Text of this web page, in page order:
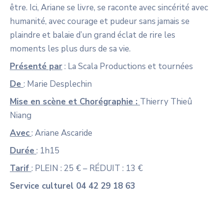
être. Ici, Ariane se livre, se raconte avec sincérité avec
humanité, avec courage et pudeur sans jamais se
plaindre et balaie d’un grand éclat de rire les
moments les plus durs de sa vie.
Présenté par: La Scala Productions et tournées
De : Marie Desplechin
Mise en scène et Chorégraphie : Thierry Thieû
Niang
Avec: Ariane Ascaride
Durée : 1h15
Tarif : PLEIN : 25 € – RÉDUIT : 13 €
Service culturel 04 42 29 18 63